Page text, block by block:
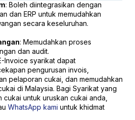
: Boleh diintegrasikan dengan
dan ERP untuk memudahkan
secara keseluruhan.
: Memudahkan proses
dan audit.
Invoice syarikat dapat
pengurusan invois,
pelaporan cukai, dan memudahkan
di Malaysia. Bagi Syarikat yang
cukai untuk uruskan cukai anda,
WhatsApp kami untuk khidmat